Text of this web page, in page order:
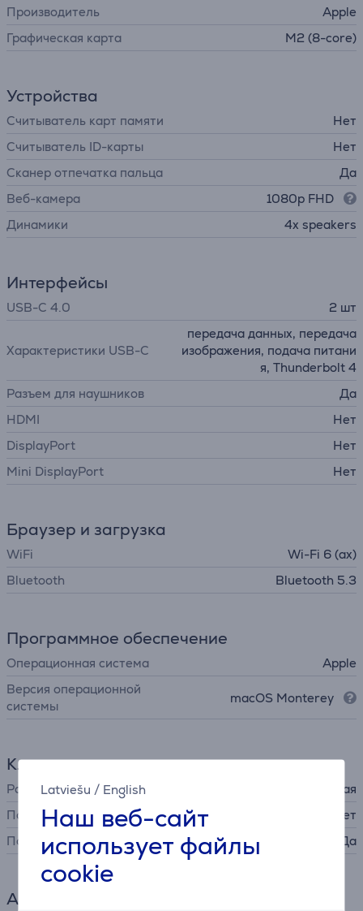
Latviešu / English
Наш веб-сайт
использует файлы
cookie
Производитель
Apple
Графическая карта
M2 (8-core)
Устройства
Считыватель карт памяти
Нет
Считыватель ID-карты
Нет
Сканер отпечатка пальца
Да
Веб-камера
1080p FHD
Динамики
4x speakers
Интерфейсы
USB-C 4.0 2 шт
Характеристики USB-C
передача данных, передача
изображения, подача питани
я, Thunderbolt 4
Разъем для наушников
Да
HDMI
Нет
DisplayPort
Нет
Mini DisplayPort
Нет
Браузер и загрузка
WiFi
Wi-Fi 6 (ax)
Bluetooth
Bluetooth 5.3
Программное обеспечение
Операционная система
Apple
Версия операционной
системы
macOS Monterey
Клавиатура
Раскладка
латинская
Полная раскладка
Нет
Подсветка
Да
Аккумулятор